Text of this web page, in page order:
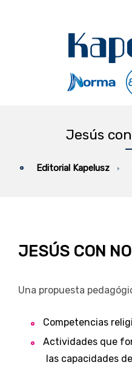
Jesús
Editorial Kapelusz
JESÚS CON
Una propuesta
Competencias
Actividades que
las capacidades